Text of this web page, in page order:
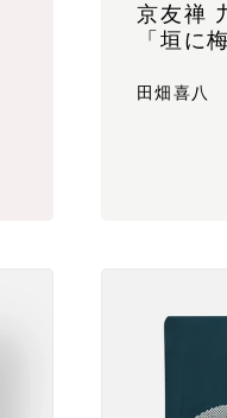
京友禅
「垣に
田畑喜八